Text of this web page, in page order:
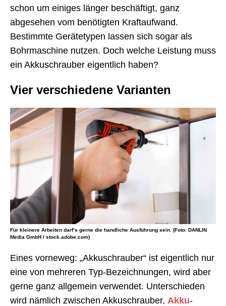
schon um einiges länger beschäftigt, ganz
abgesehen vom benötigten Kraftaufwand.
Bestimmte Gerätetypen lassen sich sogar als
Bohrmaschine nutzen. Doch welche Leistung muss
ein Akkuschrauber eigentlich haben?
Vier verschiedene Varianten
Für kleinere Arbeiten darf’s gerne die handliche Ausführung sein. (Foto: DANLIN
Media GmbH / stock.adobe.com)
Eines vorneweg: „Akkuschrauber“ ist eigentlich nur
eine von mehreren Typ-Bezeichnungen, wird aber
gerne ganz allgemein verwendet. Unterschieden
wird nämlich zwischen Akkuschrauber, Akku-